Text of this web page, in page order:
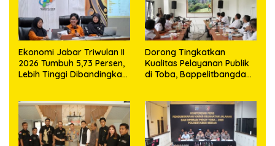
Ekonomi Jabar Triwulan II
2026 Tumbuh 5,73 Persen,
Lebih Tinggi Dibandingkan
Dorong Tingkatkan
Kualitas Pelayanan Publik
di Toba, Bappelitbangda